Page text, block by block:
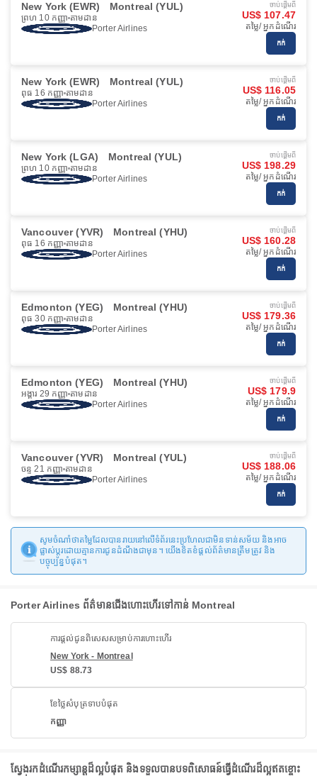
New York (EWR) Montreal (YUL)
ព្រហ 10 កញ្ញា តាមដាន
Porter Airlines
ចាប់ផ្ដើមពី
US$ 107.47
តម្លៃ/ អ្នកដំណើរ
កក់
New York (EWR) Montreal (YUL)
ពុធ 16 កញ្ញា តាមដាន
Porter Airlines
ចាប់ផ្ដើមពី
US$ 116.05
តម្លៃ/ អ្នកដំណើរ
កក់
New York (LGA) Montreal (YUL)
ព្រហ 10 កញ្ញា តាមដាន
Porter Airlines
ចាប់ផ្ដើមពី
US$ 198.29
តម្លៃ/ អ្នកដំណើរ
កក់
Vancouver (YVR) Montreal (YHU)
ពុធ 16 កញ្ញា តាមដាន
Porter Airlines
ចាប់ផ្ដើមពី
US$ 160.28
តម្លៃ/ អ្នកដំណើរ
កក់
Edmonton (YEG) Montreal (YHU)
ពុធ 30 កញ្ញា តាមដាន
Porter Airlines
ចាប់ផ្ដើមពី
US$ 179.36
តម្លៃ/ អ្នកដំណើរ
កក់
Edmonton (YEG) Montreal (YHU)
អង្គារ 29 កញ្ញា តាមដាន
Porter Airlines
ចាប់ផ្ដើមពី
US$ 179.9
តម្លៃ/ អ្នកដំណើរ
កក់
Vancouver (YVR) Montreal (YUL)
ចន្ទ 21 កញ្ញា តាមដាន
Porter Airlines
ចាប់ផ្ដើមពី
US$ 188.06
តម្លៃ/ អ្នកដំណើរ
កក់
សូមចំណាំថាតម្លៃដែលបានរាយនៅលើទំព័រនេះប្រហែលជាមិនទាន់សម័យ និងអាច
ផ្លាស់ប្តូរដោយគ្មានការជូនដំណឹងជាមុន។ យើងខិតខំផ្តល់ព័ត៌មានត្រឹមត្រូវ និង
បច្ចុប្បន្នបំផុត។
Porter Airlines ព័ត៌មានជើងហោះហើរទៅកាន់ Montreal
ការផ្តល់ជូនពិសេសសម្រាប់ការហោះហើរ
New York - Montreal
US$ 88.73
ខែថ្លៃសំបុត្រទាបបំផុត
កញ្ញា
ស្វែងរកដំណើរកម្សាន្តដ៏ល្អបំផុត និងទទួលបានបទពិសោធន៍ធ្វើដំណើរដ៏ល្អឥតខ្ចោះ